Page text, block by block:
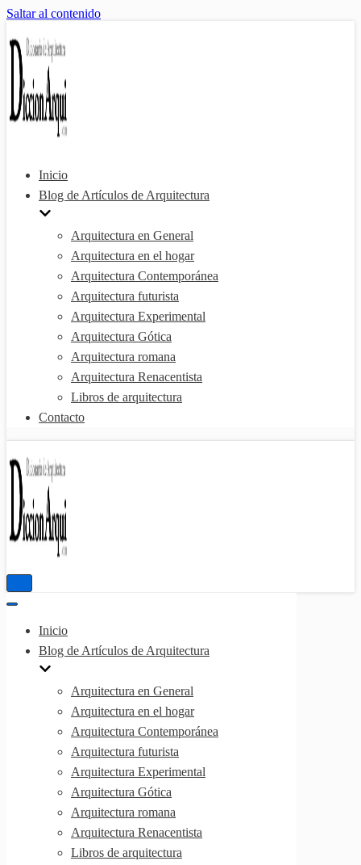
Saltar al contenido
Inicio
Blog de Artículos de Arquitectura
Arquitectura en General
Arquitectura en el hogar
Arquitectura Contemporánea
Arquitectura futurista
Arquitectura Experimental
Arquitectura Gótica
Arquitectura romana
Arquitectura Renacentista
Libros de arquitectura
Contacto
Menú
Menú
navegación
Inicio
Blog de Artículos de Arquitectura
Arquitectura en General
Arquitectura en el hogar
Arquitectura Contemporánea
Arquitectura futurista
Arquitectura Experimental
Arquitectura Gótica
Arquitectura romana
Arquitectura Renacentista
Libros de arquitectura